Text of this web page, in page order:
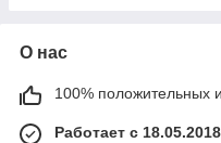
О нас
100% положительных
Работает с 18.05.2018